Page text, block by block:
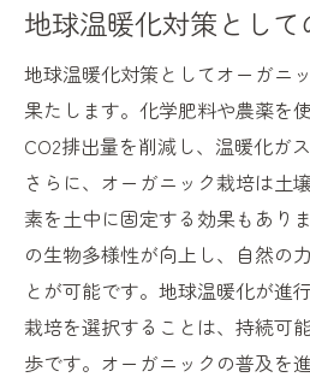
地球温暖化対策として
地球温暖化対策としてオーガニ
果たします。化学肥料や農薬を
CO2排出量を削減し、温暖化ガ
さらに、オーガニック栽培は土
素を土中に固定する効果もあり
の生物多様性が向上し、自然の
とが可能です。地球温暖化が進
栽培を選択することは、持続可
歩です。オーガニックの普及を